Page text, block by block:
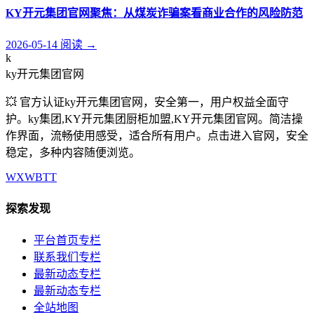
KY开元集团官网聚焦：从煤炭诈骗案看商业合作的风险防范
2026-05-14 阅读 →
k
ky开元集团官网
💥 官方认证ky开元集团官网，安全第一，用户权益全面守
护。ky集团,KY开元集团厨柜加盟,KY开元集团官网。简洁操
作界面，流畅使用感受，适合所有用户。点击进入官网，安全
稳定，多种内容随便浏览。
WXWBTT
探索发现
平台首页专栏
联系我们专栏
最新动态专栏
最新动态专栏
全站地图